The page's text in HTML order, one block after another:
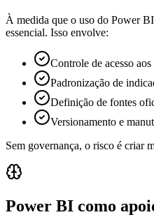
À medida que o uso do Power
essencial. Isso envolve:
Controle de acesso aos
Padronização de
Definição de fontes
Versionamento e
Sem governança, o risco é criar
Power BI como